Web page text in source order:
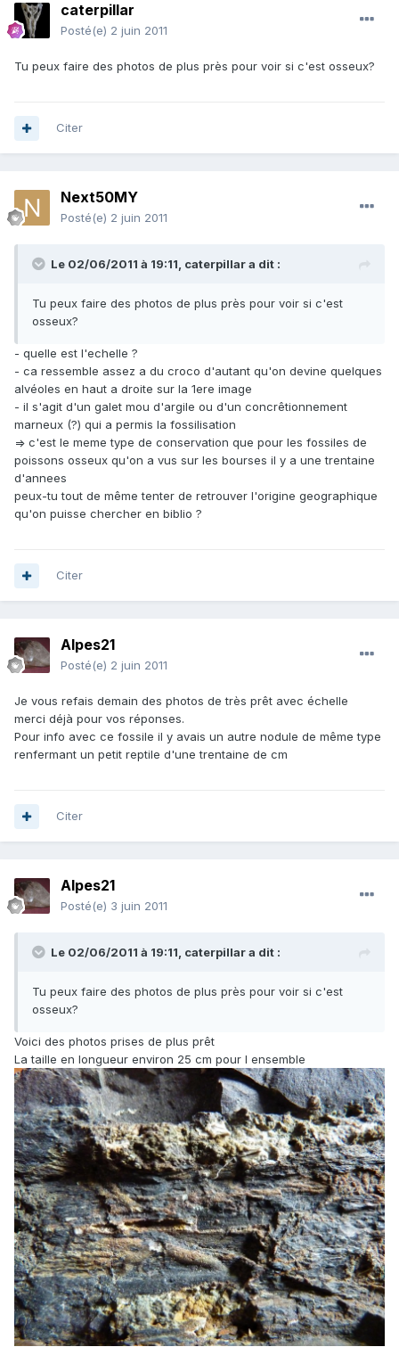
caterpillar
Posté(e) 2 juin 2011
Tu peux faire des photos de plus près pour voir si c'est osseux?
Citer
Next50MY
Posté(e) 2 juin 2011
Le 02/06/2011 à 19:11, caterpillar a dit :
Tu peux faire des photos de plus près pour voir si c'est
osseux?
- quelle est l'echelle ?
- ca ressemble assez a du croco d'autant qu'on devine quelques
alvéoles en haut a droite sur la 1ere image
- il s'agit d'un galet mou d'argile ou d'un concrêtionnement
marneux (?) qui a permis la fossilisation
=> c'est le meme type de conservation que pour les fossiles de
poissons osseux qu'on a vus sur les bourses il y a une trentaine
d'annees
peux-tu tout de même tenter de retrouver l'origine geographique
qu'on puisse chercher en biblio ?
Citer
Alpes21
Posté(e) 2 juin 2011
Je vous refais demain des photos de très prêt avec échelle
merci déjà pour vos réponses.
Pour info avec ce fossile il y avais un autre nodule de même type
renfermant un petit reptile d'une trentaine de cm
Citer
Alpes21
Posté(e) 3 juin 2011
Le 02/06/2011 à 19:11, caterpillar a dit :
Tu peux faire des photos de plus près pour voir si c'est
osseux?
Voici des photos prises de plus prêt
La taille en longueur environ 25 cm pour l ensemble